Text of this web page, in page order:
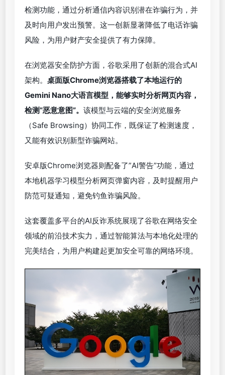
检测功能，通过分析通信内容识别潜在诈骗行为，并
及时向用户发出预警。这一创新显著降低了电话诈骗
风险，为用户财产安全提供了有力保障。
在浏览器安全防护方面，谷歌采用了创新的混合式AI
架构。 桌面版Chrome浏览器搭载了本地运行的
Gemini Nano大语言模型，能够实时分析网页内容，
检测”恶意意图”。 该模型与云端的安全浏览服务
（Safe Browsing）协同工作，既保证了检测速度，
又能有效识别新型诈骗网站。
安卓版Chrome浏览器则配备了”AI警告”功能，通过
本地机器学习模型分析网页弹窗内容，及时提醒用户
防范可疑通知，避免钓鱼诈骗风险。
这套覆盖多平台的AI反诈系统展现了谷歌在网络安全
领域的前沿技术实力，通过智能算法与本地化处理的
完美结合，为用户构建起更加安全可靠的网络环境。